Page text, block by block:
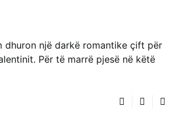
dhuron një darkë romantike çift për
Për të marrë pjesë në këtë